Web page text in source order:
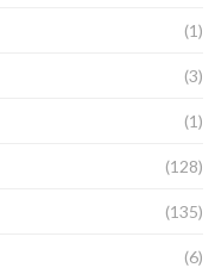
(1)
(3)
(1)
(128)
(135)
(6)